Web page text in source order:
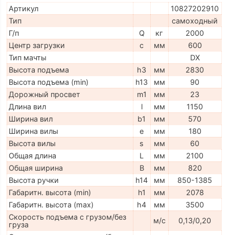
Артикул
10827202910
Тип
самоходный
Г/п
Q кг
2000
Центр загрузки
c мм
600
Тип мачты
DX
Высота подъема
h3 мм
2830
Высота подъема (min)
h13 мм
90
Дорожный просвет
m1 мм
23
Длина вил
l мм
1150
Ширина вил
b1 мм
570
Ширина вилы
e мм
180
Высота вилы
s мм
60
Общая длина
L мм
2100
Общая ширина
B мм
820
Высота ручки
h14 мм
850-1385
Габаритн. высота (min)
h1 мм
2078
Габаритн. высота (max)
h4 мм
3500
Скорость подъема с грузом/без
груза
м/с
0,13/0,20